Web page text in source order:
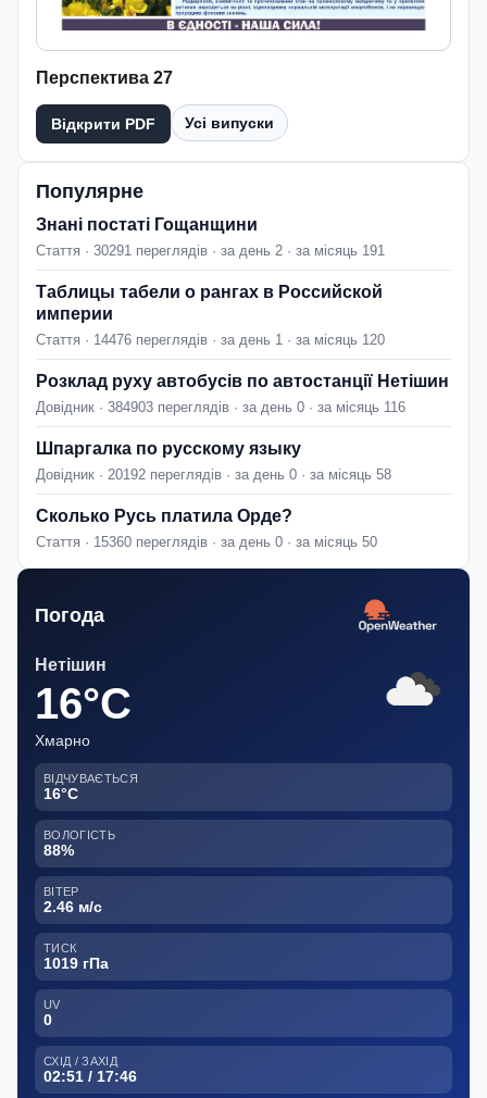
Перспектива 27
Відкрити PDF Усі випуски
Популярне
Знані постаті Гощанщини
Стаття · 30291 переглядів · за день 2 · за місяць 191
Таблицы табели о рангах в Российской
империи
Стаття · 14476 переглядів · за день 1 · за місяць 120
Розклад руху автобусів по автостанції Нетішин
Довідник · 384903 переглядів · за день 0 · за місяць 116
Шпаргалка по русскому языку
Довідник · 20192 переглядів · за день 0 · за місяць 58
Сколько Русь платила Орде?
Стаття · 15360 переглядів · за день 0 · за місяць 50
Погода
Нетішин
16°C
Хмарно
ВІДЧУВАЄТЬСЯ
16°C
ВОЛОГІСТЬ
88%
ВІТЕР
2.46 м/с
ТИСК
1019 гПа
UV
0
СХІД / ЗАХІД
02:51 / 17:46